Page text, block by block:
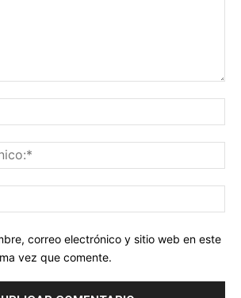
correo electrónico y sitio web en este
vez que comente.